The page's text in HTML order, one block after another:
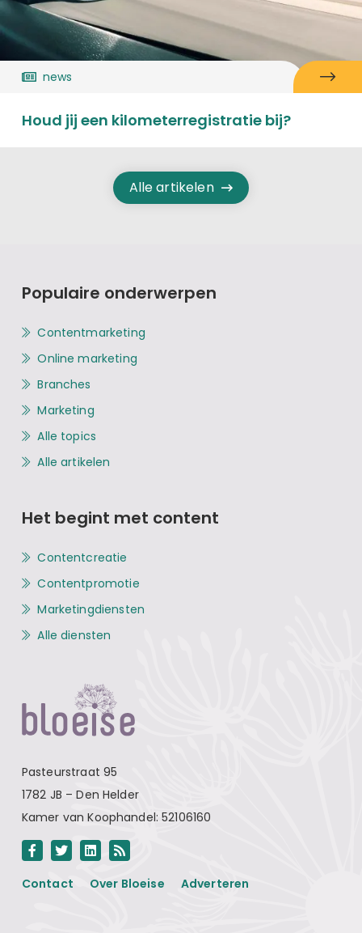
news
Houd jij een kilometerregistratie bij?
Alle artikelen
Pasteurstraat 95
1782 JB – Den Helder
Kamer van Koophandel: 52106160
Contact Over Bloeise Adverteren
Populaire onderwerpen
Contentmarketing
Online marketing
Branches
Marketing
Alle topics
Alle artikelen
Het begint met content
Contentcreatie
Contentpromotie
Marketingdiensten
Alle diensten